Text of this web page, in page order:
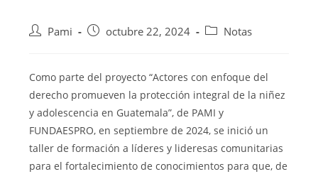
Pami octubre 22, 2024 Notas
Como parte del proyecto “Actores con enfoque del
derecho promueven la protección integral de la niñez
y adolescencia en Guatemala”, de PAMI y
FUNDAESPRO, en septiembre de 2024, se inició un
taller de formación a líderes y lideresas comunitarias
para el fortalecimiento de conocimientos para que, de